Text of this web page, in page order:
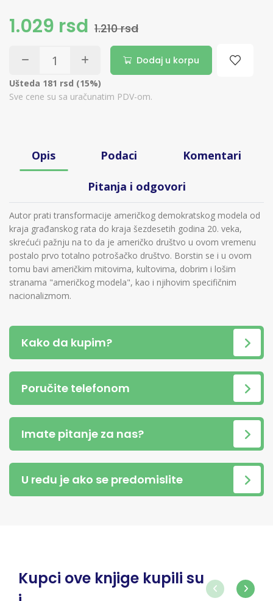
1.029 rsd 1.210 rsd
Dodaj u korpu
Ušteda 181 rsd (15%)
Sve cene su sa uračunatim PDV-om.
Opis Podaci Komentari
Pitanja i odgovori
Autor prati transformacije američkog demokratskog modela od
kraja građanskog rata do kraja šezdesetih godina 20. veka,
skrećući pažnju na to da je američko društvo u ovom vremenu
postalo prvo totalno potrošačko društvo. Borstin se i u ovom
tomu bavi američkim mitovima, kultovima, dobrim i lošim
stranama "američkog modela", kao i njihovim specifičnim
nacionalizmom.
Kako da kupim?
Poručite telefonom
Imate pitanje za nas?
U redu je ako se predomislite
Kupci ove knjige kupili su